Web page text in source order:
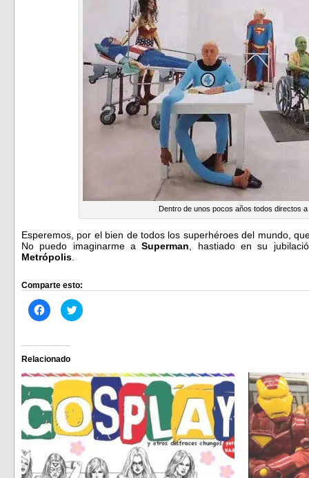
Dentro de unos pocos años todos directos
Esperemos, por el bien de todos los superhéroes del mundo,
No puedo imaginarme aSuperman , hastiado en su
Metrópolis
Comparte esto:
Haz
clic
Facebook
(Se
abre
en
una
ventana
nueva)
Haz
clic
en
una
ventana
nueva)
Relacionado